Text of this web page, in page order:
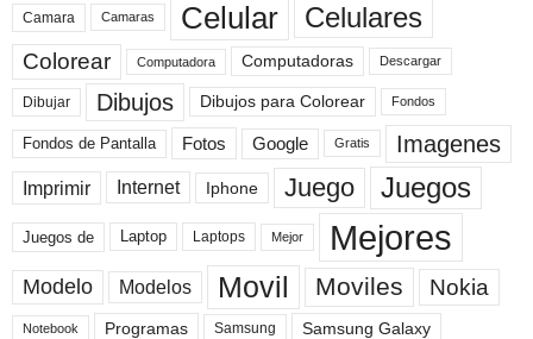
Camara Camaras Celular Celulares
Colorear Computadora Computadoras Descargar
Dibujar Dibujos Dibujos para Colorear Fondos
Fondos de Pantalla Fotos Google Gratis Imagenes
Imprimir Internet Iphone Juego Juegos
Juegos de Laptop Laptops Mejor Mejores
Modelo Modelos Movil Moviles Nokia
Notebook Programas Samsung Samsung Galaxy